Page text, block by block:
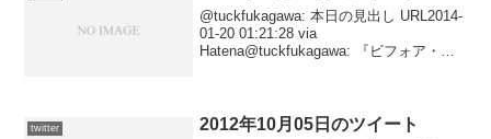
@tuckfukagawa: 本日の見出し URL2014-
01-20 01:21:28 via
Hatena@tuckfukagawa: 『ビフォア・サ
twitter 2012年10月05日のツイート